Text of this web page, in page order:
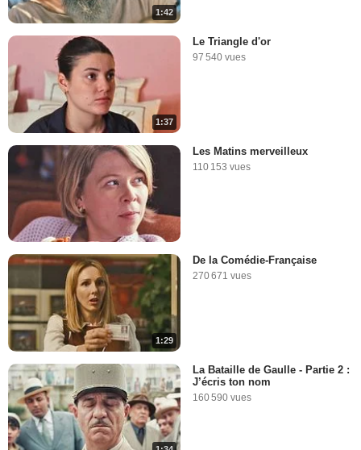
1:42
1:37
Le Triangle d'or
97 540 vues
Les Matins merveilleux
110 153 vues
1:29
De la Comédie-Française
270 671 vues
La Bataille de Gaulle - Partie 2 :
J’écris ton nom
160 590 vues